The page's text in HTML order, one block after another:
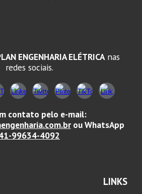
ENGENHARIA ELÉTRICAnas
redes sociais.
contato pelo e-mail:
ou WhatsApp
99634-4092
LINKS